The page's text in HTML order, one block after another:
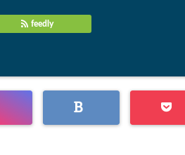
feedly